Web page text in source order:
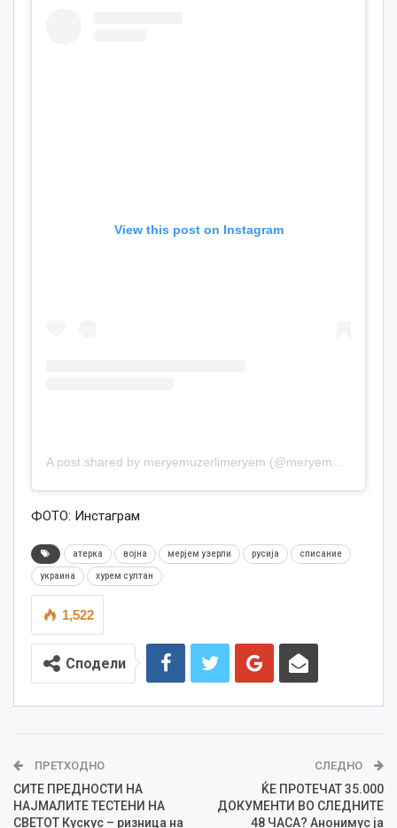
View this post on Instagram
ФОТО: Инстаграм
атерка војна мерјем узерли русија списание
украина хурем султан
1,522
Сподели
ПРЕТХОДНО
СИТЕ ПРЕДНОСТИ НА
НАЈМАЛИТЕ ТЕСТЕНИ НА
СВЕТОТ Кускус – ризница на
СЛЕДНО
ЌЕ ПРОТЕЧАТ 35.000
ДОКУМЕНТИ ВО СЛЕДНИТЕ
48 ЧАСА? Анонимус ја